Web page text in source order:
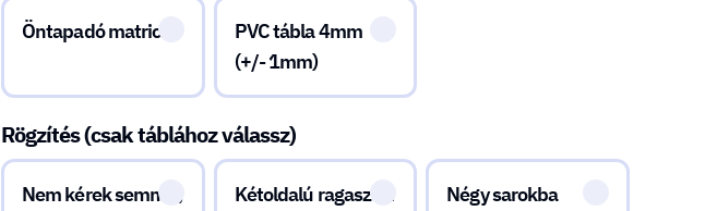
Öntapadó matrica
PVC tábla 4mm
(+/- 1mm)
Rögzítés (csak táblához válassz)
Nem kérek semmit,
Kétoldalú ragasztót
Négy sarokba